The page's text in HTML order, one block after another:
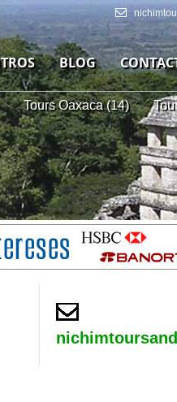
BLOG
Tours Oaxaca (14)